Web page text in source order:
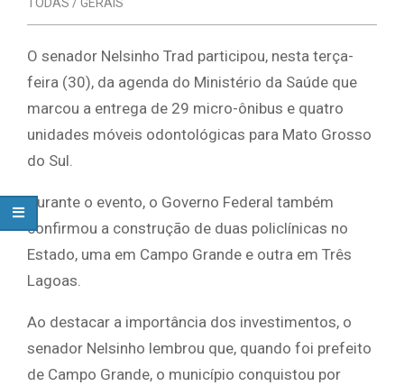
O senador Nelsinho Trad participou, nesta terça-
feira (30), da agenda do Ministério da Saúde que
marcou a entrega de 29 micro-ônibus e quatro
unidades móveis odontológicas para Mato Grosso
do Sul.
Durante o evento, o Governo Federal também
confirmou a construção de duas policlínicas no
Estado, uma em Campo Grande e outra em Três
Lagoas.
Ao destacar a importância dos investimentos, o
senador Nelsinho lembrou que, quando foi prefeito
de Campo Grande, o município conquistou por